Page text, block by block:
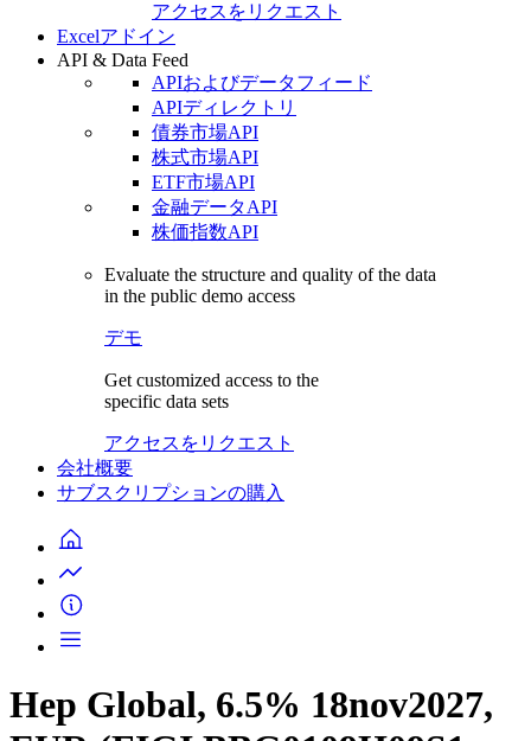
アクセスをリクエスト
Excelアドイン
API & Data Feed
APIおよびデータフィード
APIディレクトリ
債券市場API
株式市場API
ETF市場API
金融データAPI
株価指数API
Evaluate the structure and quality of the data
in the public demo access
デモ
Get customized access to the
specific data sets
アクセスをリクエスト
会社概要
サブスクリプションの購入
Hep Global, 6.5% 18nov2027,